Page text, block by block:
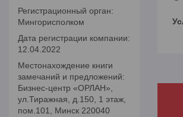
Регистрационный орган:
Мингорисполком
Дата регистрации компании:
12.04.2022
Местонахождение книги
замечаний и предложений:
Бизнес-центр «ОРЛАН»,
ул.Тиражная, д.150, 1 этаж,
пом.101, Минск 220040